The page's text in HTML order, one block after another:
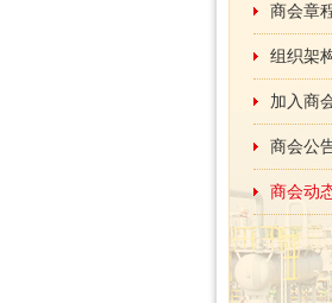
商会章
组织架
加入商
商会公
商会动